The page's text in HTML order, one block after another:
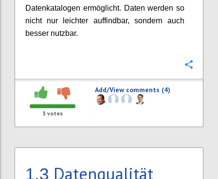
Datenkatalogen ermöglicht. Daten werden so
nicht nur leichter auffindbar, sondern auch
besser nutzbar.
3 votes
Add/View comments (4)
1.3 Datenqualität